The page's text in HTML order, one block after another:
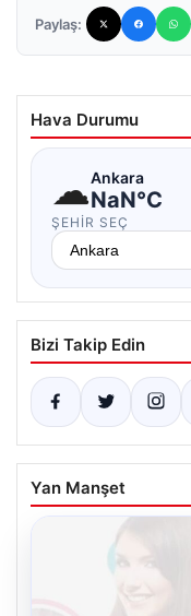
Paylaş:
Hava Durumu
☁Ankara
NaN°C
ŞEHIR SEÇ
Bizi Takip Edin
Yan Manşet